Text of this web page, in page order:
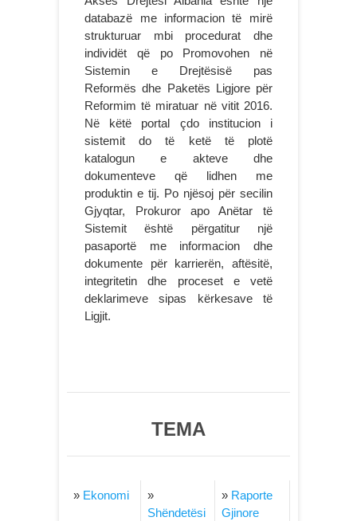
databazë me informacion të mirë
strukturuar mbi procedurat dhe
individët që po Promovohen në
Sistemin e Drejtësisë pas
Reformës dhe Paketës Ligjore për
Reformim të miratuar në vitit 2016.
Në këtë portal çdo institucion i
sistemit do të ketë të plotë
katalogun e akteve dhe
dokumenteve që lidhen me
produktin e tij. Po njësoj për secilin
Gjyqtar, Prokuror apo Anëtar të
Sistemit është përgatitur një
pasaportë me informacion dhe
dokumente për karrierën, aftësitë,
integritetin dhe proceset e vetë
deklarimeve sipas kërkesave të
Ligjit.
TEMA
» Ekonomi
»
Shëndetësi
» Raporte
Gjinore